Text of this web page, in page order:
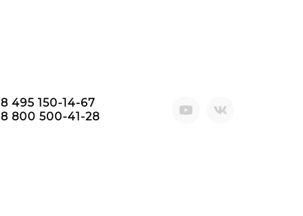
8 495 150-14-67
8 800 500-41-28